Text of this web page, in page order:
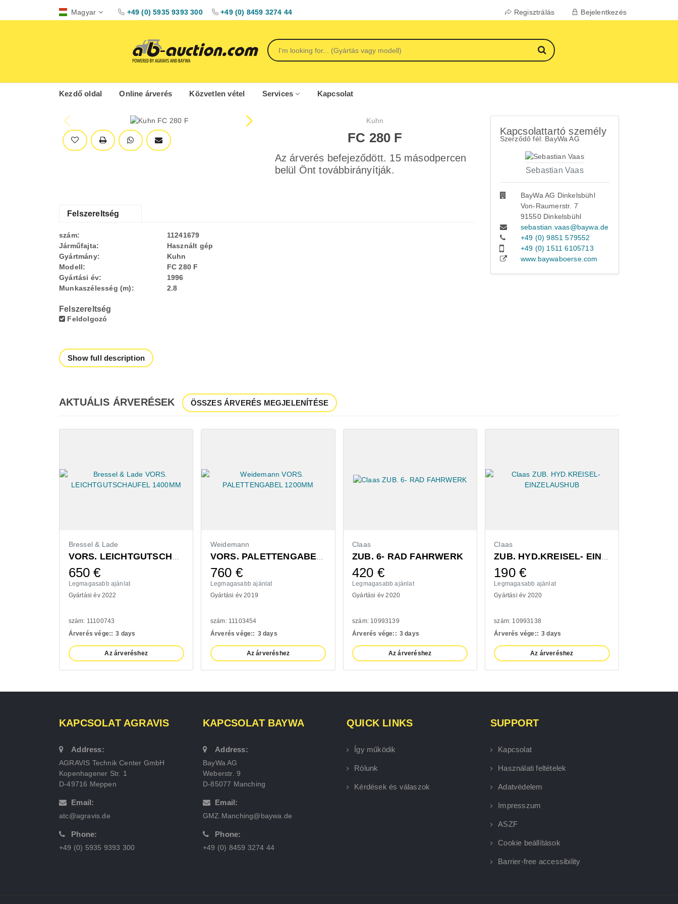
Magyar +49 (0) 5935 9393 300 +49 (0) 8459 3274 44 Regisztrálás Bejelentkezés
Kezdő oldal Online árverés Közvetlen vétel Services Kapcsolat
Kuhn
FC 280 F
Az árverés befejeződött. 15 másodpercen
belül Önt továbbirányítják.
Felszereltség
szám:
11241679
Járműfajta:
Használt gép
Gyártmány:
Kuhn
Modell:
FC 280 F
Gyártási év:
1996
Munkaszélesség (m):
2.8
Felszereltség
Feldolgozó
Show full description
Kapcsolattartó személy
Szerződő fél: BayWa AG
Sebastian Vaas
BayWa AG Dinkelsbühl
Von-Raumerstr. 7
91550 Dinkelsbühl
sebastian.vaas@baywa.de
+49 (0) 9851 579552
+49 (0) 1511 6105713
www.baywaboerse.com
AKTUÁLIS ÁRVERÉSEK ÖSSZES ÁRVERÉS MEGJELENÍTÉSE
Bressel & Lade
650 €
Legmagasabb ajánlat
Gyártási év 2022
szám: 11100743
Árverés vége:: 3 days
Az árveréshez
Weidemann
760 €
Legmagasabb ajánlat
Gyártási év 2019
szám: 11103454
Árverés vége:: 3 days
Az árveréshez
Claas
ZUB. 6- RAD FAHRWERK
420 €
Legmagasabb ajánlat
Gyártási év 2020
szám: 10993139
Árverés vége:: 3 days
Az árveréshez
Claas
190€
Legmagasabb ajánlat
Gyártási év 2020
szám: 10993138
Árverés vége:: 3 days
Az árveréshez
KAPCSOLAT AGRAVIS
Address:
AGRAVIS Technik Center GmbH
Kopenhagener Str. 1
D-49716 Meppen
Email:
atc@agravis.de
Phone:
+49 (0) 5935 9393 300
KAPCSOLAT BAYWA
Address:
BayWa AG
Weberstr. 9
D-85077 Manching
Email:
GMZ.Manching@baywa.de
Phone:
+49 (0) 8459 3274 44
QUICK LINKS
Így működik
Rólunk
Kérdések és válaszok
SUPPORT
Kapcsolat
Használati feltételek
Adatvédelem
Impresszum
ASZF
Cookie beállítások
Barrier-free accessibility